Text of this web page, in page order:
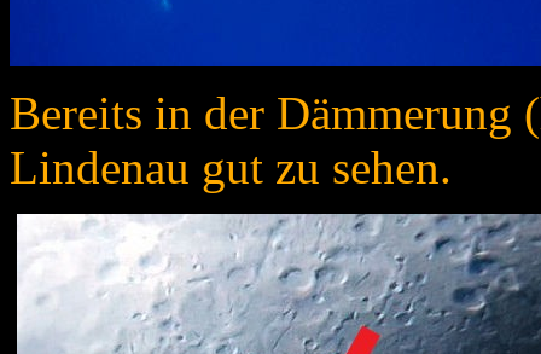
Bereits in der
Lindenau gut zu sehen.